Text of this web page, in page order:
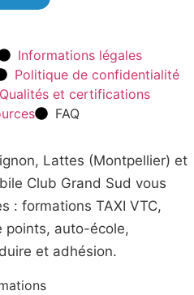
Informations légales
Politique de confidentialité
Qualités et certifications
FAQ
Lattes (Montpellier) et
Club Grand Sud vous
: formations TAXI VTC,
points, auto-école,
et adhésion.